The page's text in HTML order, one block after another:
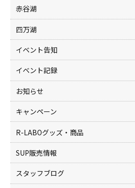
o
k
赤谷湖
四万湖
イベント告知
イベント記録
お知らせ
キャンペーン
R-LABOグッズ・商品
SUP販売情報
スタッフブログ